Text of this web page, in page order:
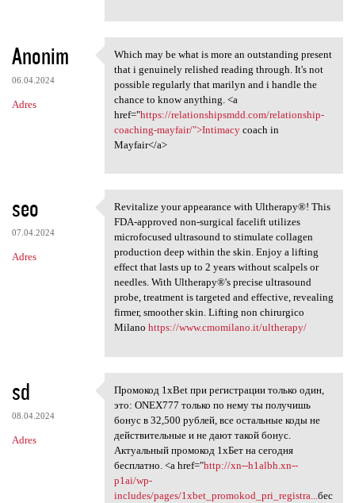
Anonim
06.04.2024
Adres
Which may be what is more an
Which may be what is more an outstanding present
that i genuinely relished reading through. It's not
possible regularly that marilyn and i handle the
chance to know anything. <a
href="https://relationshipsmdd.com/relationship-
coaching-mayfair/">Intimacycoach in
Mayfair</a>
seo
07.04.2024
Adres
Revitalize your appearance
Revitalize your appearance with Ultherapy®! This
FDA-approved non-surgical facelift utilizes
microfocused ultrasound to stimulate collagen
production deep within the skin. Enjoy a lifting
effect that lasts up to 2 years without scalpels or
needles. With Ultherapy®'s precise ultrasound
probe, treatment is targeted and effective, revealing
firmer, smoother skin. Lifting non chirurgico
Milano https://www.cmomilano.it/ultherapy/
sd
08.04.2024
Adres
Промокод 1xBet при
Промокод 1xBet при регистрации только один,
это: ONEX777 только по нему ты получишь
бонус в 32,500 рублей, все остальные коды не
действительные и не дают такой бонус.
Актуальный промокод 1хБет на сегодня
бесплатно. <a href="http://xn--h1albh.xn--
p1ai/wp-
includes/pages/1xbet_promokod_pri_registra... бес